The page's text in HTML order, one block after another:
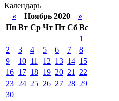
Календарь
«Ноябрь 2020 »
Пн Вт Ср Чт Пт Сб Вс
1
2
3 4 5 6 7
8
9
10 11 12 13 14 15
16 17 18 19 20 21
22
23 24 25 26 27 28 29
30